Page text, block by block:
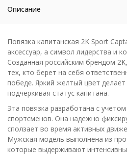
Описание
Повязка капитанская 2K Sport
аксессуар, а символ лидерства и
Созданная российским брендом
тех, кто берет на себя
победе. Яркий желтый цвет
подчеркивая статус капитана.
Эта повязка разработана с
спортсменов. Она надежно
сползает во время активных
Мужская модель выполнена из
которые выдерживают